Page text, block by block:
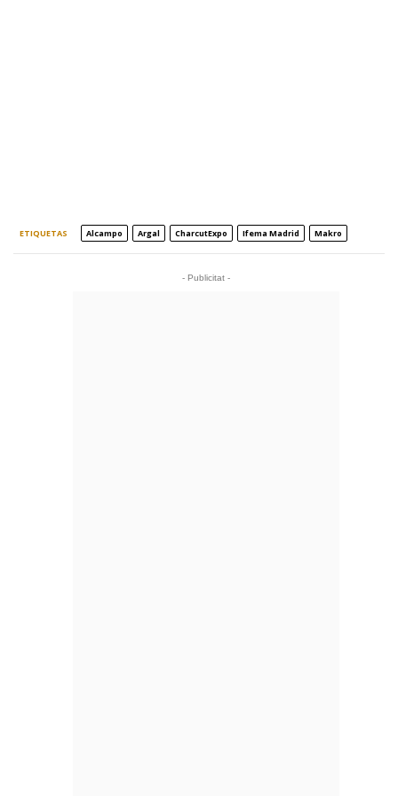
ETIQUETAS Alcampo Argal CharcutExpo Ifema Madrid Makro
- Publicitat -